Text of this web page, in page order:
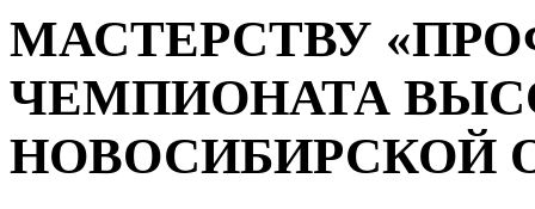
МАСТЕРСТВУ
ЧЕМПИОНАТА
НОВОСИБИРСКОЙ